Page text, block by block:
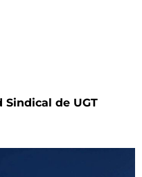
de UGT